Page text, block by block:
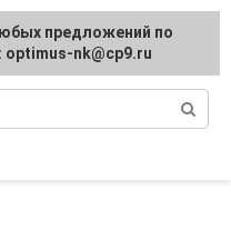
предложений по
optimus-nk@cp9.ru